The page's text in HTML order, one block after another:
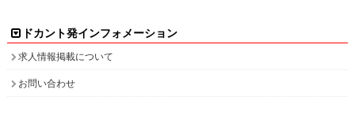
ドカント発インフォメーション
求人情報掲載について
お問い合わせ